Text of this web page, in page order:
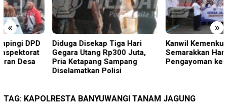
« »
Diduga Disekap Tiga Hari
Gegara Utang Rp300 Juta,
Pria Ketapang Sampang
Diselamatkan Polisi
Kanwil Kemenkum Bali
Semarakkan Hari
Pengayoman ke-81
TAG: KAPOLRESTA BANYUWANGI TANAM JAGUNG